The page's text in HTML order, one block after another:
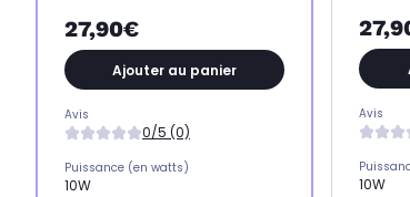
27,90€
Ajouter au panier
Avis
0/5 (0)
Puissance (en watts)
10W
Avis
10W